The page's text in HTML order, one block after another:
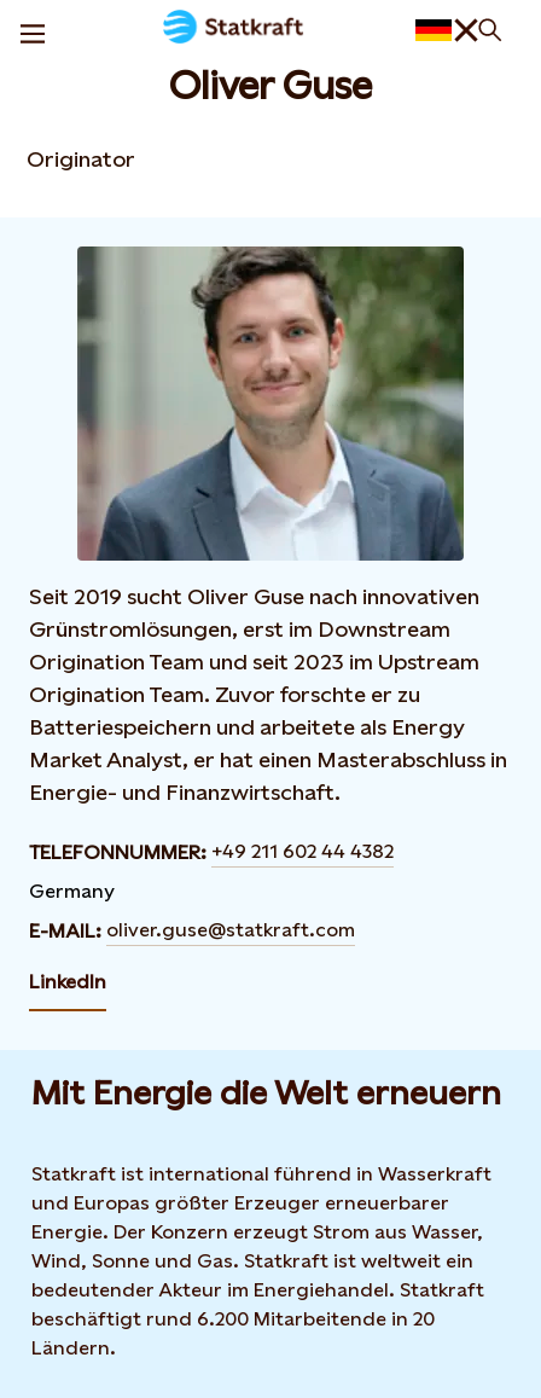
Oliver Guse
Originator
Seit 2019 sucht Oliver Guse nach innovativen
Grünstromlösungen, erst im Downstream
Origination Team und seit 2023 im Upstream
Origination Team. Zuvor forschte er zu
Batteriespeichern und arbeitete als Energy
Market Analyst, er hat einen Masterabschluss in
Energie- und Finanzwirtschaft.
TELEFONNUMMER: +49 211 602 44 4382
Germany
E-MAIL: oliver.guse@statkraft.com
LinkedIn
Mit Energie die Welt erneuern
Statkraft ist international führend in Wasserkraft
und Europas größter Erzeuger erneuerbarer
Energie. Der Konzern erzeugt Strom aus Wasser,
Wind, Sonne und Gas. Statkraft ist weltweit ein
bedeutender Akteur im Energiehandel. Statkraft
beschäftigt rund 6.200 Mitarbeitende in 20
Ländern.